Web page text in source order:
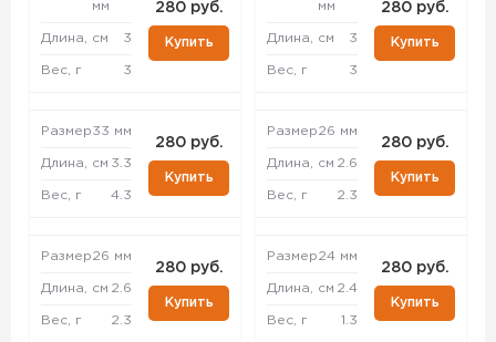
мм
Длина, см 3
Вес, г 3
280 руб.
Купить
Размер33 мм
Длина, см 3.3
Вес, г 4.3
280 руб.
Купить
Размер26 мм
Длина, см 2.6
Вес, г 2.3
280 руб.
Купить
мм
Длина, см 3
Вес, г 3
280 руб.
Купить
Размер26 мм
Длина, см 2.6
Вес, г 2.3
280 руб.
Купить
Размер24 мм
Длина, см 2.4
Вес, г 1.3
280 руб.
Купить